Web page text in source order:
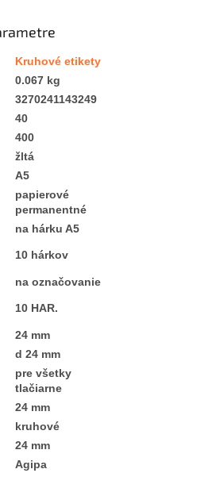
Kruhové etikety
0.067 kg
3270241143249
40
400
žltá
A5
papierové
permanentné
na hárku A5
10 hárkov
na označovanie
10 HAR.
24 mm
d 24 mm
pre všetky
tlačiarne
24 mm
kruhové
24 mm
Agipa